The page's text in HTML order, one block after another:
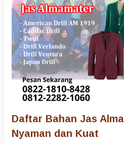
Daftar Bahan Jas
Nyaman dan Kuat